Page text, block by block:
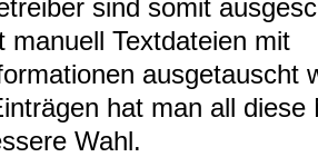
sind somit
manuell Textdateien mit
ausgetauscht
hat man all diese
Wahl.